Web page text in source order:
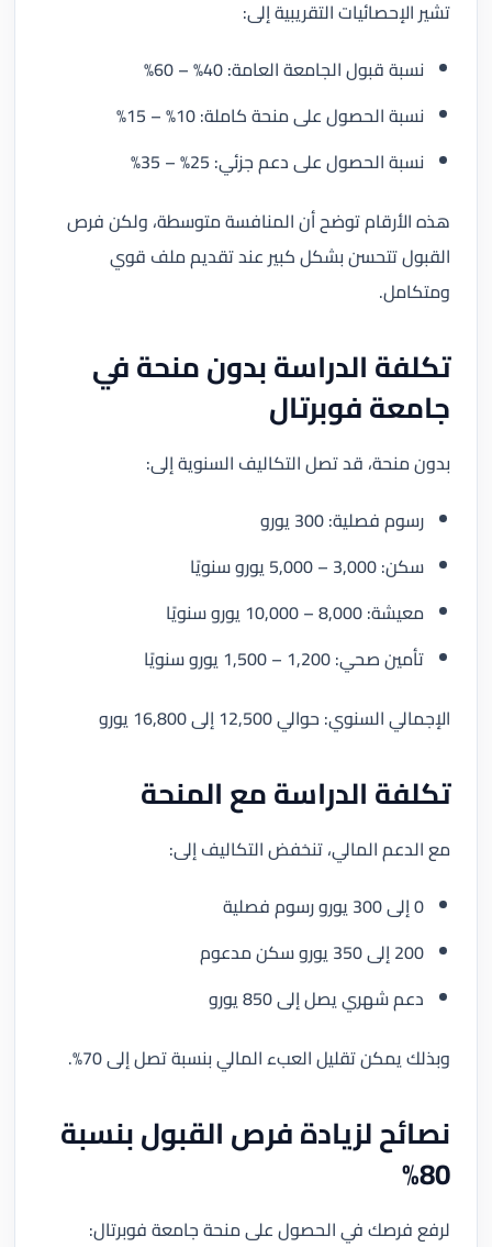
تشير الإحصائيات التقريبية إلى:
نسبة قبول الجامعة العامة: 40% – 60%
نسبة الحصول على منحة كاملة: 10% – 15%
نسبة الحصول على دعم جزئي: 25% – 35%
هذه الأرقام توضح أن المنافسة متوسطة، ولكن فرص
القبول تتحسن بشكل كبير عند تقديم ملف قوي
ومتكامل.
تكلفة الدراسة بدون منحة في
جامعة فوبرتال
بدون منحة، قد تصل التكاليف السنوية إلى:
رسوم فصلية: 300 يورو
سكن: 3,000 – 5,000 يورو سنويًا
معيشة: 8,000 – 10,000 يورو سنويًا
تأمين صحي: 1,200 – 1,500 يورو سنويًا
الإجمالي السنوي: حوالي 12,500 إلى 16,800 يورو
تكلفة الدراسة مع المنحة
مع الدعم المالي، تنخفض التكاليف إلى:
0 إلى 300 يورو رسوم فصلية
200 إلى 350 يورو سكن مدعوم
دعم شهري يصل إلى 850 يورو
وبذلك يمكن تقليل العبء المالي بنسبة تصل إلى 70%.
نصائح لزيادة فرص القبول بنسبة
80%
لرفع فرصك في الحصول على منحة جامعة فوبرتال: